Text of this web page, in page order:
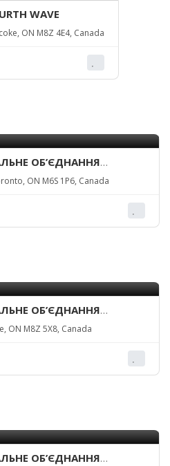
WAVE
ON M8Z 4E4, Canada
ОБ’ЄДНАННЯ
UKR. NATIONAL
INC. – TORONTO-WEST
ON M6S 1P6, Canada
ОБ’ЄДНАННЯ
UKR. NATIONAL
INC. – TORONTO
ON M8Z 5X8, Canada
ОБ’ЄДНАННЯ